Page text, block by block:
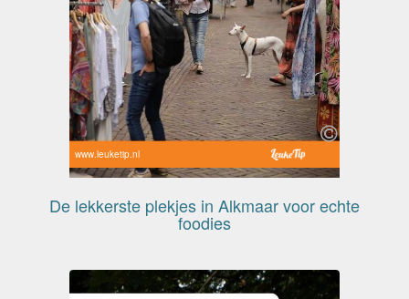
www.leuketip.nl
De lekkerste plekjes in Alkmaar voor echte
foodies